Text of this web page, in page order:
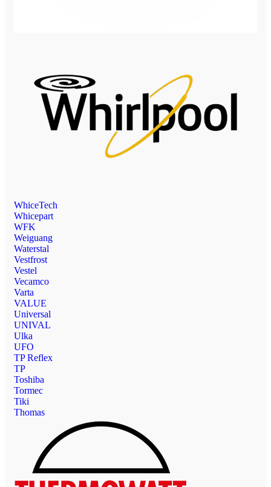
WhiceTech
Whicepart
WFK
Weiguang
Waterstal
Vestfrost
Vestel
Vecamco
Varta
VALUE
Universal
UNIVAL
Ulka
UFO
TP Reflex
TP
Toshiba
Tormec
Tiki
Thomas